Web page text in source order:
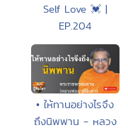
Self Love 💓 |
EP.204
• ให้ทานอย่างไรจึง
ถึงนิพพาน - หลวง